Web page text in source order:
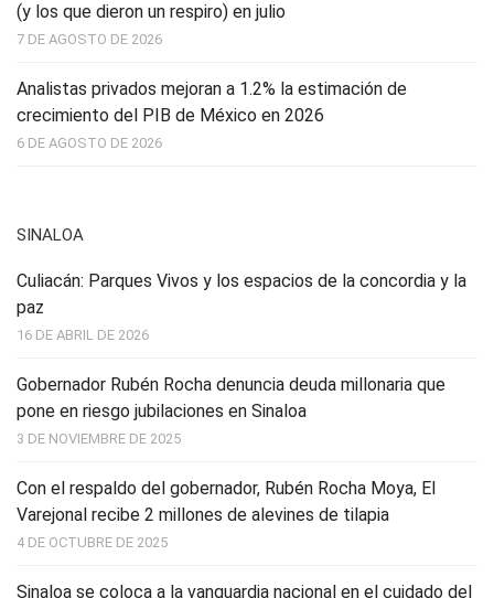
(y los que dieron un respiro) en julio
7 DE AGOSTO DE 2026
Analistas privados mejoran a 1.2% la estimación de
crecimiento del PIB de México en 2026
6 DE AGOSTO DE 2026
SINALOA
Culiacán: Parques Vivos y los espacios de la concordia y la
paz
16 DE ABRIL DE 2026
Gobernador Rubén Rocha denuncia deuda millonaria que
pone en riesgo jubilaciones en Sinaloa
3 DE NOVIEMBRE DE 2025
Con el respaldo del gobernador, Rubén Rocha Moya, El
Varejonal recibe 2 millones de alevines de tilapia
4 DE OCTUBRE DE 2025
Sinaloa se coloca a la vanguardia nacional en el cuidado del